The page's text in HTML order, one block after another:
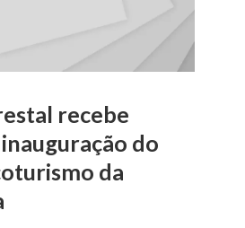
recebe
do
da